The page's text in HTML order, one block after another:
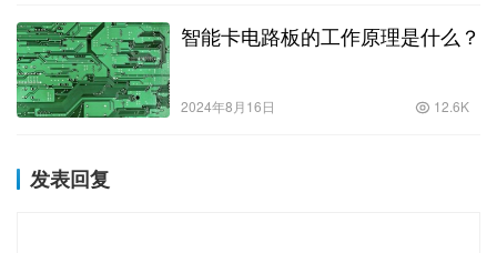
智能卡电路板的工作原理是什么？
2024年8月16日 12.6K
发表回复